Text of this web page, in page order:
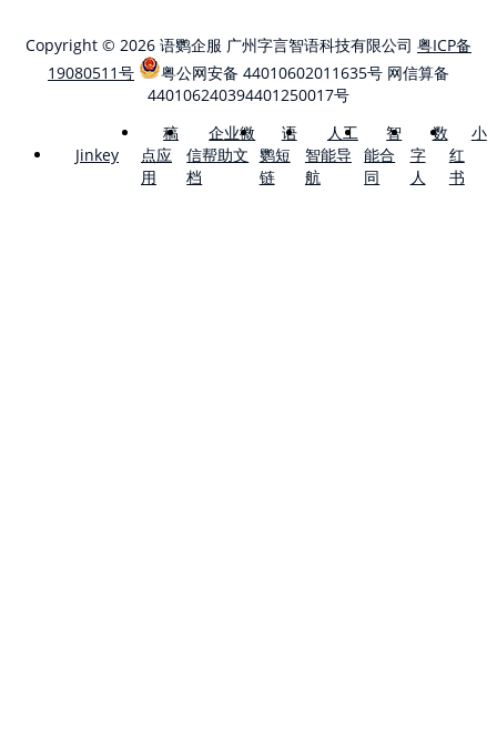
Copyright © 2026 语鹦企服 广州字言智语科技有限公司 粤ICP备
19080511号
粤公网安备 44010602011635号 网信算备
440106240394401250017号
Jinkey
稿
点应
用
企业微
信帮助文
档
语
鹦短
链
人工
智能导
航
智
能合
同
数
字
人
小
红
书